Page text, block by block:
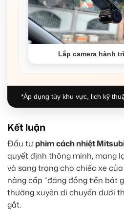
Lắp camera hành
*Áp dụng tùy khu vực, lịch kỹ
Kết luận
Đầu tư phim cách nhiệt
quyết định thông minh, mang
và sang trọng cho chiếc xe
nâng cấp “đáng đồng tiền bát
thường xuyên di chuyển dưới
gắt.